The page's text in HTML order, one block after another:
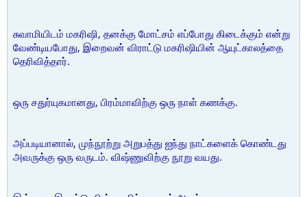
சுவாமியிடம் மகரிஷி, தனக்கு மோட்சம் எப்போது கிடைக்கும் என்று
வேண்டியபோது, இறைவன் விராட்டு மகரிஷியின் ஆயுட்காலத்தை
தெரிவித்தார்.
ஒரு சதுர்யுகமானது, பிரம்மாவிற்கு ஒரு நாள் கணக்கு.
அப்படியானால், முந்நூற்று அறுபத்து ஐந்து நாட்களைக் கொண்டது
அவருக்கு ஒரு வருடம். விஷ்ணுவிற்கு நூறு வயது.